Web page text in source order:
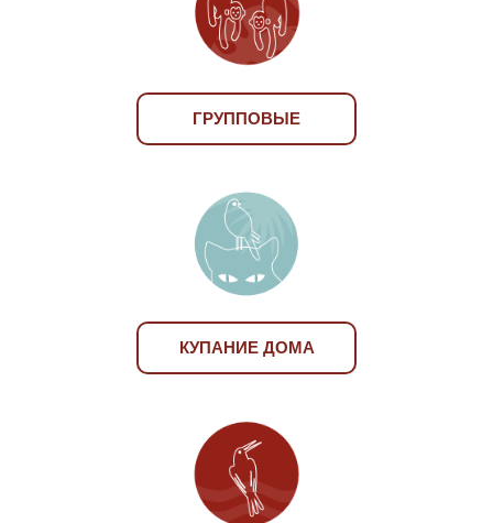
ГРУППОВЫЕ
КУПАНИЕ ДОМА